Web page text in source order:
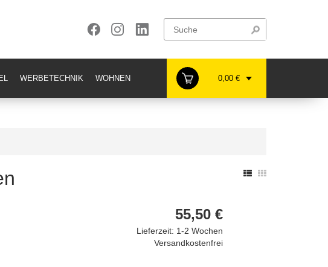
WERBETECHNIK WOHNEN 0,00 €
55,50 €
Lieferzeit: 1-2 Wochen
Versandkostenfrei